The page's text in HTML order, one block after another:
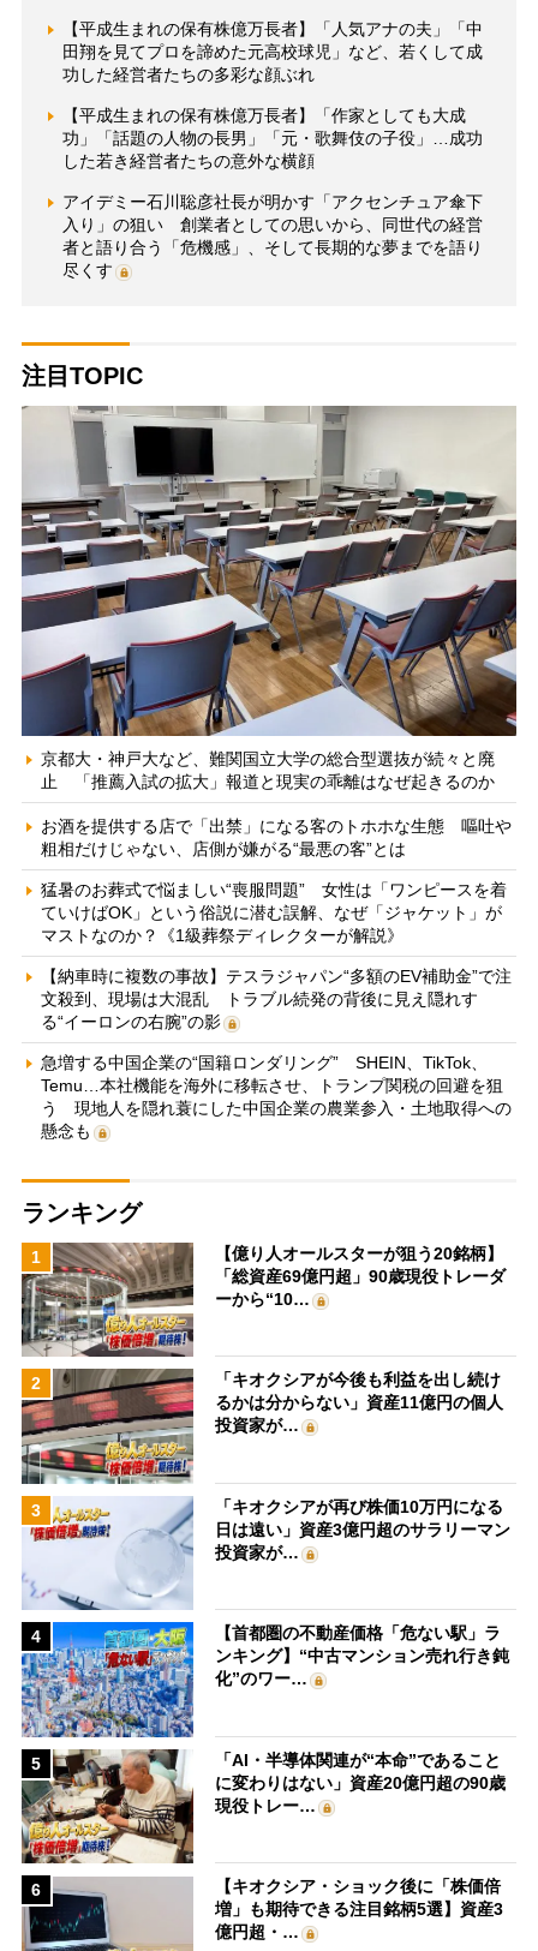
【平成生まれの保有株億万長者】「人気アナの夫」「中
田翔を見てプロを諦めた元高校球児」など、若くして成
功した経営者たちの多彩な顔ぶれ
【平成生まれの保有株億万長者】「作家としても大成
功」「話題の人物の長男」「元・歌舞伎の子役」…成功
した若き経営者たちの意外な横顔
アイデミー石川聡彦社長が明かす「アクセンチュア傘下
入り」の狙い 創業者としての思いから、同世代の経営
者と語り合う「危機感」、そして長期的な夢までを語り
尽くす
注目TOPIC
京都大・神戸大など、難関国立大学の総合型選抜が続々と廃
止 「推薦入試の拡大」報道と現実の乖離はなぜ起きるのか
お酒を提供する店で「出禁」になる客のトホホな生態 嘔吐や
粗相だけじゃない、店側が嫌がる“最悪の客”とは
猛暑のお葬式で悩ましい“喪服問題” 女性は「ワンピースを着
ていけばOK」という俗説に潜む誤解、なぜ「ジャケット」が
マストなのか？《1級葬祭ディレクターが解説》
【納車時に複数の事故】テスラジャパン“多額のEV補助金”で注
文殺到、現場は大混乱 トラブル続発の背後に見え隠れす
る“イーロンの右腕”の影
急増する中国企業の“国籍ロンダリング” SHEIN、TikTok、
Temu…本社機能を海外に移転させ、トランプ関税の回避を狙
う 現地人を隠れ蓑にした中国企業の農業参入・土地取得への
懸念も
ランキング
1
【億り人オールスターが狙う20銘柄】
「総資産69億円超」90歳現役トレーダ
ーから“10…
2
「キオクシアが今後も利益を出し続け
るかは分からない」資産11億円の個人
投資家が…
3
「キオクシアが再び株価10万円になる
日は遠い」資産3億円超のサラリーマン
投資家が…
4
【首都圏の不動産価格「危ない駅」ラ
ンキング】“中古マンション売れ行き鈍
化”のワー…
5
「AI・半導体関連が“本命”であること
に変わりはない」資産20億円超の90歳
現役トレー…
6
【キオクシア・ショック後に「株価倍
増」も期待できる注目銘柄5選】資産3
億円超・…